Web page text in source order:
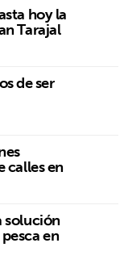
hoy la
Tarajal
de ser
calles en
solución
en